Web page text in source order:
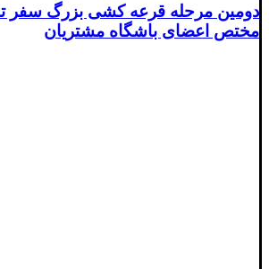
دومین مرحله قرعه کشی بزرگ سفر
مختص اعضای باشگاه مشتریان